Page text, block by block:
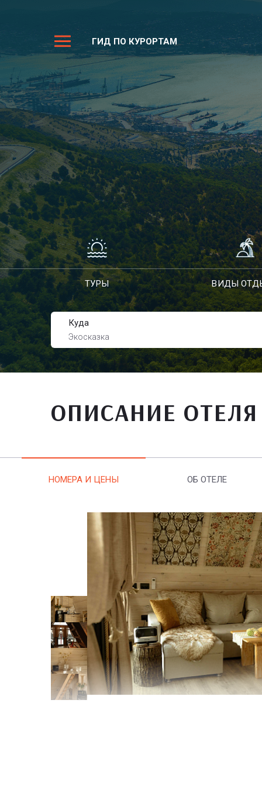
ГИД ПО КУРОРТАМ
ТУРЫ ВИДЫ
Куда
Экосказка
ОПИСАНИЕ ОТЕЛЯ
НОМЕРА И ЦЕНЫ ОБ ОТЕЛЕ